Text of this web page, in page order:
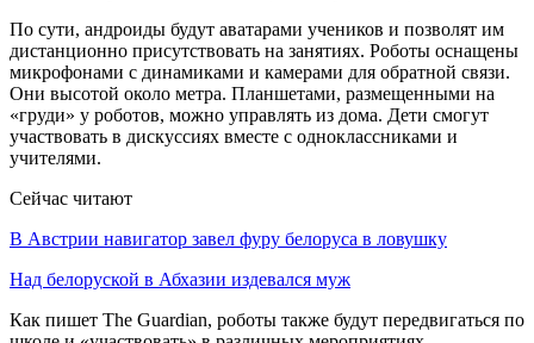
По сути, андроиды будут аватарами учеников и позволят им
дистанционно присутствовать на занятиях. Роботы оснащены
микрофонами с динамиками и камерами для обратной связи.
Они высотой около метра. Планшетами, размещенными на
«груди» у роботов, можно управлять из дома. Дети смогут
участвовать в дискуссиях вместе с одноклассниками и
учителями.
Сейчас читают
В Австрии навигатор завел фуру белоруса в ловушку
Над белоруской в Абхазии издевался муж
Как пишет The Guardian, роботы также будут передвигаться по